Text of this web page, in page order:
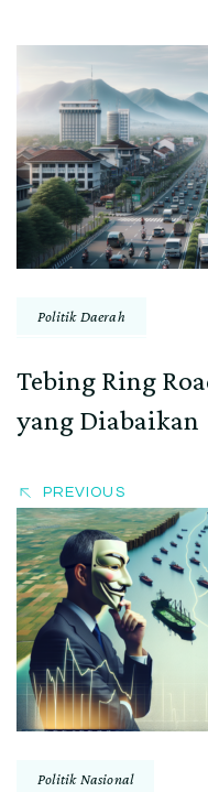
Post
Navigation
Politik Daerah
Tebing Ring
yang Diabaikan
PREVIOUS
Politik Nasional